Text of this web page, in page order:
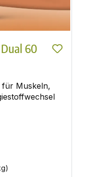
60
für Muskeln,